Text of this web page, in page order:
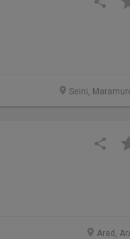
Seini,
Arad,